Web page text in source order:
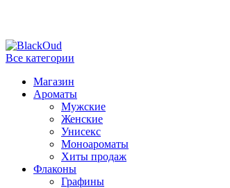
Все категории
Магазин
Ароматы
Мужские
Женские
Унисекс
Моноароматы
Хиты продаж
Флаконы
Графины